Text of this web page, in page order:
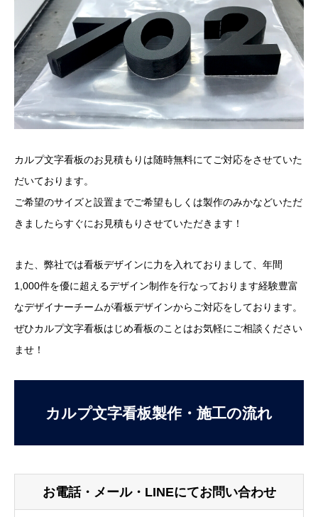
カルプ文字看板のお見積もりは随時無料にてご対応をさせていた
だいております。
ご希望のサイズと設置までご希望もしくは製作のみかなどいただ
きましたらすぐにお見積もりさせていただきます！
また、弊社では看板デザインに力を入れておりまして、年間
1,000件を優に超えるデザイン制作を行なっております経験豊富
なデザイナーチームが看板デザインからご対応をしております。
ぜひカルプ文字看板はじめ看板のことはお気軽にご相談ください
ませ！
カルプ文字看板製作・施工の流れ
お電話・メール・LINEにてお問い合わせ